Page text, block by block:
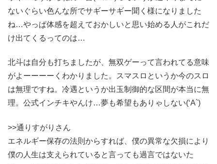
ないぐらい色んな所でサギーサギー聞く様になりました
ね…やっぱ体感を超えておかしいと思い始める人がこれだ
け出てくるってのは…
北斗は自分も打ちましたが、無双ゲーって言われてる意味
がよーーーーくわかりました。スマスロというか今のスロ
は無理ですね。冷遇というか出玉制御的な区間が本当に無
理。公式インチキやんけ…夢も希望もありゃしない(‘A`)
>>通りすがりさん
エネルギー保存の法則からすれば、僕の異常な欠損により
僕の人生は支えられていると言っても過言ではないた